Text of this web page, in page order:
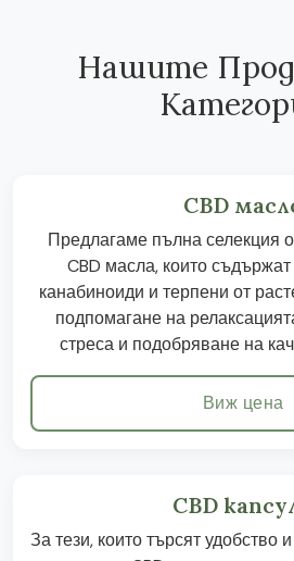
Нашите
CBD
Предлагаме пълна селекция
CBD масла, които
канабиноиди и терпени от
подпомагане на
стреса и подобряване на
Виж цена
CBD
За тези, които търсят удобство